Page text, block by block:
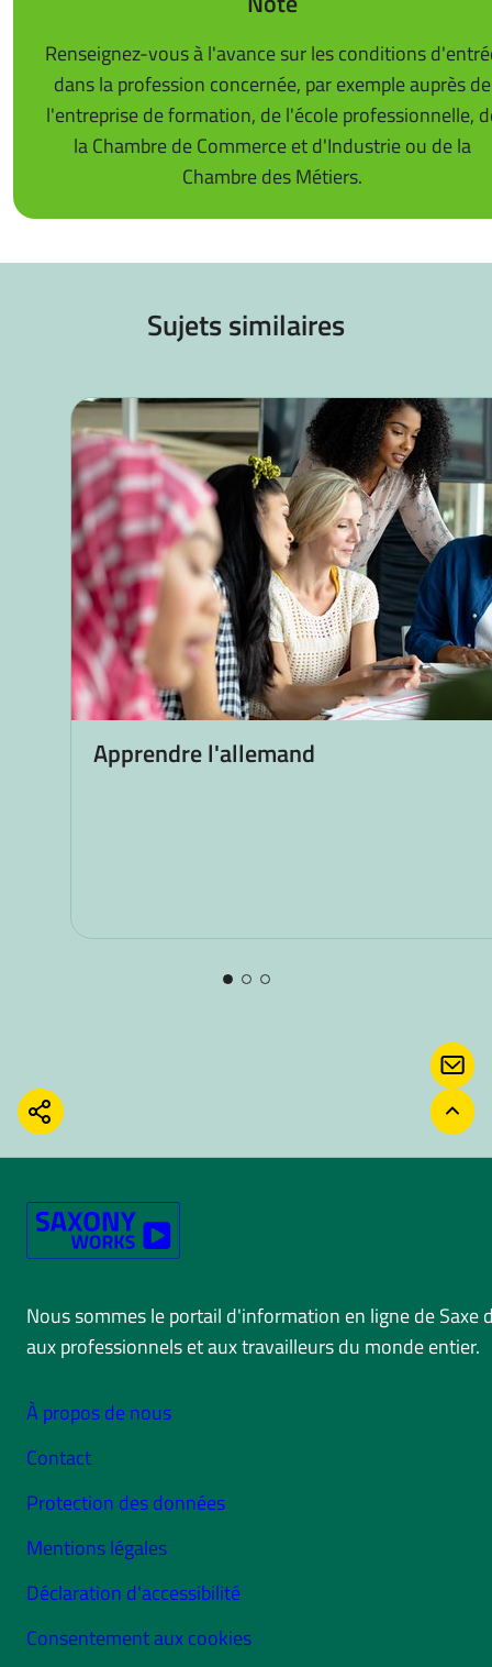
Renseignez-vous à l'avance sur les conditions
dans la profession concernée, par exemple auprès de
l'entreprise de formation, de l'école professionnelle,
la Chambre de Commerce et d'Industrie ou de la
Chambre des Métiers.
Sujets similaires
Apprendre l'allemand
PARTAGER
Nous sommes le portail d'information en ligne de Saxe
aux professionnels et aux travailleurs du monde entier.
À propos de nous
Contact
Protection des données
Mentions légales
Déclaration d'accessibilité
Consentement aux cookies